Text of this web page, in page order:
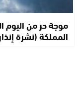
موجة حر من اليوم
المملكة (نشرة